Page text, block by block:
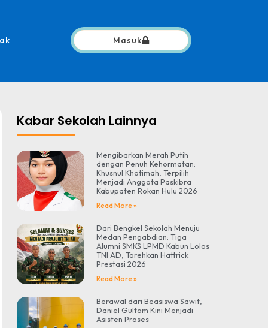
Masuk
Kabar Sekolah Lainnya
Mengibarkan Merah Putih
dengan Penuh Kehormatan:
Khusnul Khotimah, Terpilih
Menjadi Anggota Paskibra
Kabupaten Rokan Hulu 2026
Read More »
Dari Bengkel Sekolah Menuju
Medan Pengabdian: Tiga
Alumni SMKS LPMD Kabun Lolos
TNI AD, Torehkan Hattrick
Prestasi 2026
Read More »
Berawal dari Beasiswa Sawit,
Daniel Gultom Kini Menjadi
Asisten Proses